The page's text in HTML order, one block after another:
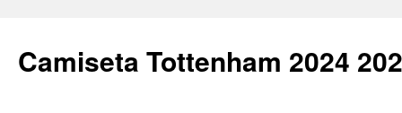
Camiseta Tottenham 2024